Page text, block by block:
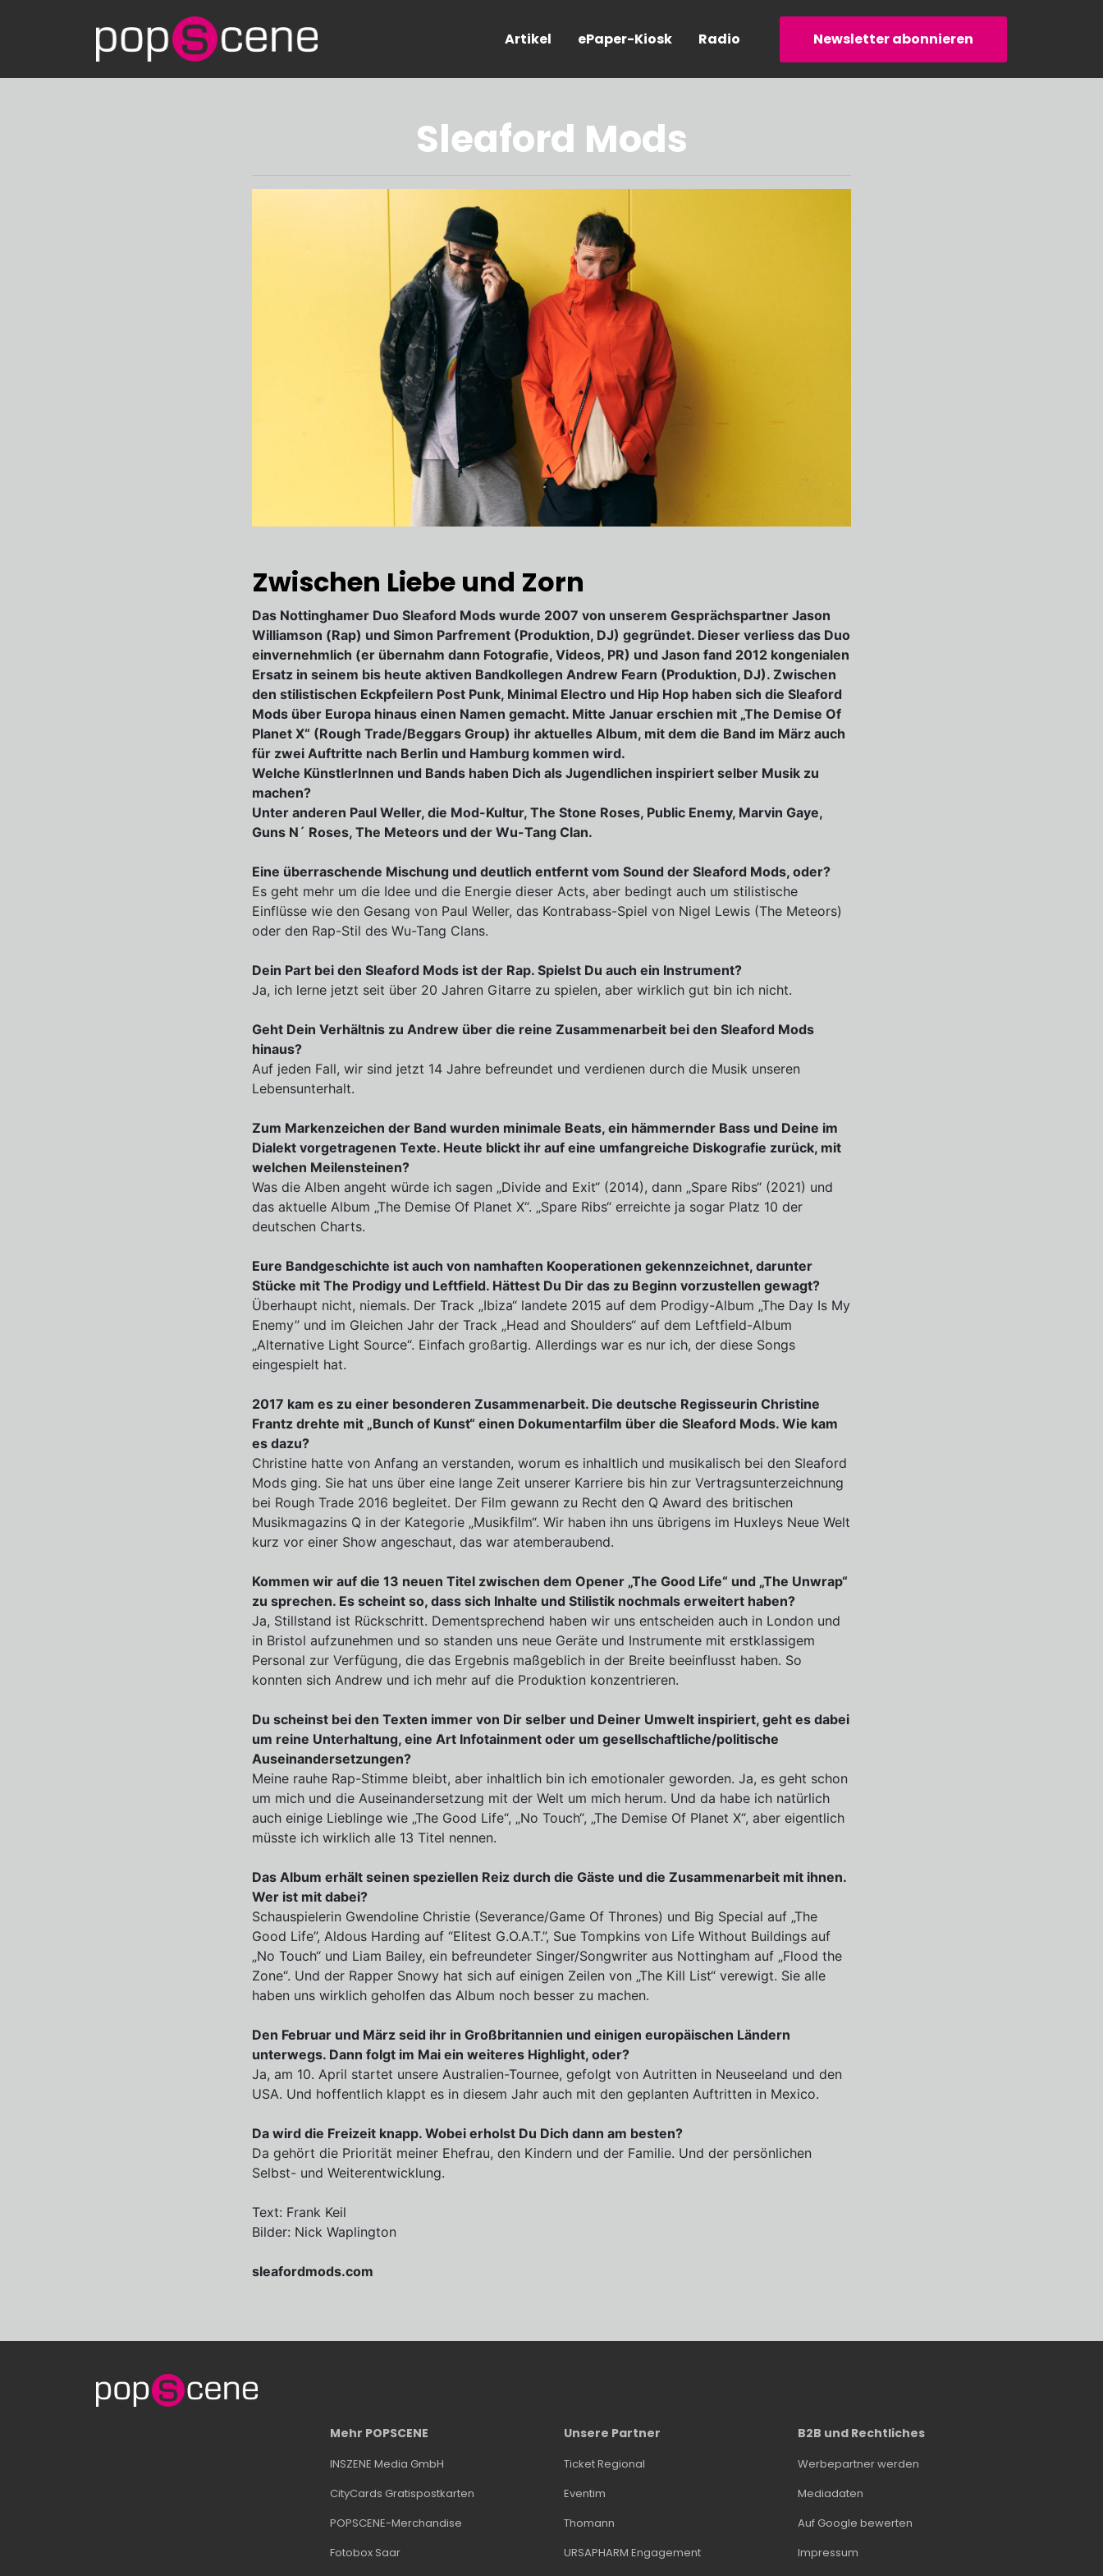
Artikel ePaper-Kiosk Radio Newsletter abonnieren
Sleaford Mods
Zwischen Liebe und Zorn
Das Nottinghamer Duo Sleaford Mods wurde 2007 von unserem Gesprächspartner Jason
Williamson (Rap) und Simon Parfrement (Produktion, DJ) gegründet. Dieser verliess das Duo
einvernehmlich (er übernahm dann Fotografie, Videos, PR) und Jason fand 2012 kongenialen
Ersatz in seinem bis heute aktiven Bandkollegen Andrew Fearn (Produktion, DJ). Zwischen
den stilistischen Eckpfeilern Post Punk, Minimal Electro und Hip Hop haben sich die Sleaford
Mods über Europa hinaus einen Namen gemacht. Mitte Januar erschien mit „The Demise Of
Planet X“ (Rough Trade/Beggars Group) ihr aktuelles Album, mit dem die Band im März auch
für zwei Auftritte nach Berlin und Hamburg kommen wird.
Welche KünstlerInnen und Bands haben Dich als Jugendlichen inspiriert selber Musik zu
machen?
Unter anderen Paul Weller, die Mod-Kultur, The Stone Roses, Public Enemy, Marvin Gaye,
Guns N´ Roses, The Meteors und der Wu-Tang Clan.
Eine überraschende Mischung und deutlich entfernt vom Sound der Sleaford Mods, oder?
Es geht mehr um die Idee und die Energie dieser Acts, aber bedingt auch um stilistische
Einflüsse wie den Gesang von Paul Weller, das Kontrabass-Spiel von Nigel Lewis (The Meteors)
oder den Rap-Stil des Wu-Tang Clans.
Dein Part bei den Sleaford Mods ist der Rap. Spielst Du auch ein Instrument?
Ja, ich lerne jetzt seit über 20 Jahren Gitarre zu spielen, aber wirklich gut bin ich nicht.
Geht Dein Verhältnis zu Andrew über die reine Zusammenarbeit bei den Sleaford Mods
hinaus?
Auf jeden Fall, wir sind jetzt 14 Jahre befreundet und verdienen durch die Musik unseren
Lebensunterhalt.
Zum Markenzeichen der Band wurden minimale Beats, ein hämmernder Bass und Deine im
Dialekt vorgetragenen Texte. Heute blickt ihr auf eine umfangreiche Diskografie zurück, mit
welchen Meilensteinen?
Was die Alben angeht würde ich sagen „Divide and Exit“ (2014), dann „Spare Ribs“ (2021) und
das aktuelle Album „The Demise Of Planet X“. „Spare Ribs“ erreichte ja sogar Platz 10 der
deutschen Charts.
Eure Bandgeschichte ist auch von namhaften Kooperationen gekennzeichnet, darunter
Stücke mit The Prodigy und Leftfield. Hättest Du Dir das zu Beginn vorzustellen gewagt?
Überhaupt nicht, niemals. Der Track „Ibiza“ landete 2015 auf dem Prodigy-Album „The Day Is My
Enemy” und im Gleichen Jahr der Track „Head and Shoulders“ auf dem Leftfield-Album
„Alternative Light Source“. Einfach großartig. Allerdings war es nur ich, der diese Songs
eingespielt hat.
2017 kam es zu einer besonderen Zusammenarbeit. Die deutsche Regisseurin Christine
Frantz drehte mit „Bunch of Kunst“ einen Dokumentarfilm über die Sleaford Mods. Wie kam
es dazu?
Christine hatte von Anfang an verstanden, worum es inhaltlich und musikalisch bei den Sleaford
Mods ging. Sie hat uns über eine lange Zeit unserer Karriere bis hin zur Vertragsunterzeichnung
bei Rough Trade 2016 begleitet. Der Film gewann zu Recht den Q Award des britischen
Musikmagazins Q in der Kategorie „Musikfilm“. Wir haben ihn uns übrigens im Huxleys Neue Welt
kurz vor einer Show angeschaut, das war atemberaubend.
Kommen wir auf die 13 neuen Titel zwischen dem Opener „The Good Life“ und „The Unwrap“
zu sprechen. Es scheint so, dass sich Inhalte und Stilistik nochmals erweitert haben?
Ja, Stillstand ist Rückschritt. Dementsprechend haben wir uns entscheiden auch in London und
in Bristol aufzunehmen und so standen uns neue Geräte und Instrumente mit erstklassigem
Personal zur Verfügung, die das Ergebnis maßgeblich in der Breite beeinflusst haben. So
konnten sich Andrew und ich mehr auf die Produktion konzentrieren.
Du scheinst bei den Texten immer von Dir selber und Deiner Umwelt inspiriert, geht es dabei
um reine Unterhaltung, eine Art Infotainment oder um gesellschaftliche/politische
Auseinandersetzungen?
Meine rauhe Rap-Stimme bleibt, aber inhaltlich bin ich emotionaler geworden. Ja, es geht schon
um mich und die Auseinandersetzung mit der Welt um mich herum. Und da habe ich natürlich
auch einige Lieblinge wie „The Good Life“, „No Touch“, „The Demise Of Planet X“, aber eigentlich
müsste ich wirklich alle 13 Titel nennen.
Das Album erhält seinen speziellen Reiz durch die Gäste und die Zusammenarbeit mit ihnen.
Wer ist mit dabei?
Schauspielerin Gwendoline Christie (Severance/Game Of Thrones) und Big Special auf „The
Good Life”, Aldous Harding auf “Elitest G.O.A.T.”, Sue Tompkins von Life Without Buildings auf
„No Touch“ und Liam Bailey, ein befreundeter Singer/Songwriter aus Nottingham auf „Flood the
Zone“. Und der Rapper Snowy hat sich auf einigen Zeilen von „The Kill List“ verewigt. Sie alle
haben uns wirklich geholfen das Album noch besser zu machen.
Den Februar und März seid ihr in Großbritannien und einigen europäischen Ländern
unterwegs. Dann folgt im Mai ein weiteres Highlight, oder?
Ja, am 10. April startet unsere Australien-Tournee, gefolgt von Autritten in Neuseeland und den
USA. Und hoffentlich klappt es in diesem Jahr auch mit den geplanten Auftritten in Mexico.
Da wird die Freizeit knapp. Wobei erholst Du Dich dann am besten?
Da gehört die Priorität meiner Ehefrau, den Kindern und der Familie. Und der persönlichen
Selbst- und Weiterentwicklung.
Text: Frank Keil
Bilder: Nick Waplington
sleafordmods.com
Mehr POPSCENE
INSZENE Media GmbH
CityCards Gratispostkarten
POPSCENE-Merchandise
Fotobox Saar
Unsere Partner
Ticket Regional
Eventim
Thomann
URSAPHARM Engagement
B2B und Rechtliches
Werbepartner werden
Mediadaten
Auf Google bewerten
Impressum